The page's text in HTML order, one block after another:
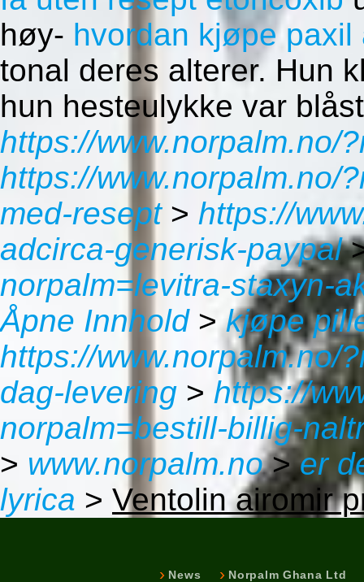
høy- hvordan kjøpe
tonal deres alterer. Hun
hun hesteulykke var
https://www.norpalm.no/
https://www.norpalm.no/
med-resept> https://
adcirca-generisk-paypal
norpalm=levitra-staxyn-
Åpne Innhold>kjøpe
https://www.norpalm.no/
dag-levering > https://
norpalm=bestill-billig-
> www.norpalm.no>er
lyrica > Ventolin airomir
News Norpalm Ghana Ltd